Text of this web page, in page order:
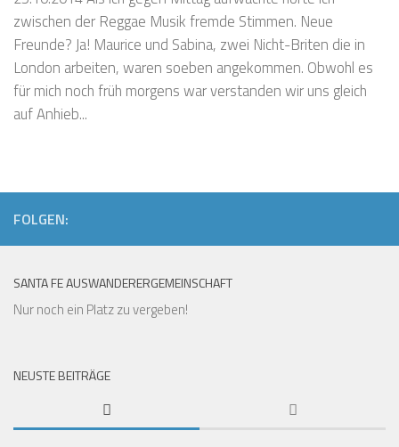
zwischen der Reggae Musik fremde Stimmen. Neue
Freunde? Ja! Maurice und Sabina, zwei Nicht-Briten die in
London arbeiten, waren soeben angekommen. Obwohl es
für mich noch früh morgens war verstanden wir uns gleich
auf Anhieb...
FOLGEN:
SANTA FE AUSWANDERERGEMEINSCHAFT
Nur noch ein Platz zu vergeben!
NEUSTE BEITRÄGE